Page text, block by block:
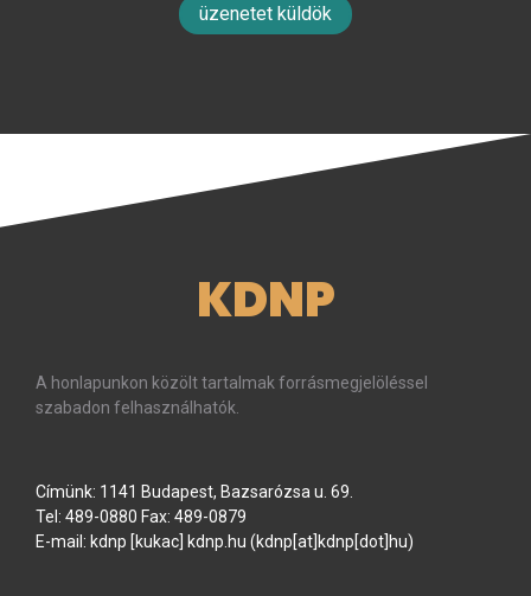
üzenetet küldök
KDNP
A honlapunkon közölt tartalmak forrásmegjelöléssel
szabadon felhasználhatók.
Címünk: 1141 Budapest, Bazsarózsa u. 69.
Tel: 489-0880 Fax: 489-0879
E-mail: kdnp [kukac] kdnp hu (kdnp[at]kdnp[dot]hu)